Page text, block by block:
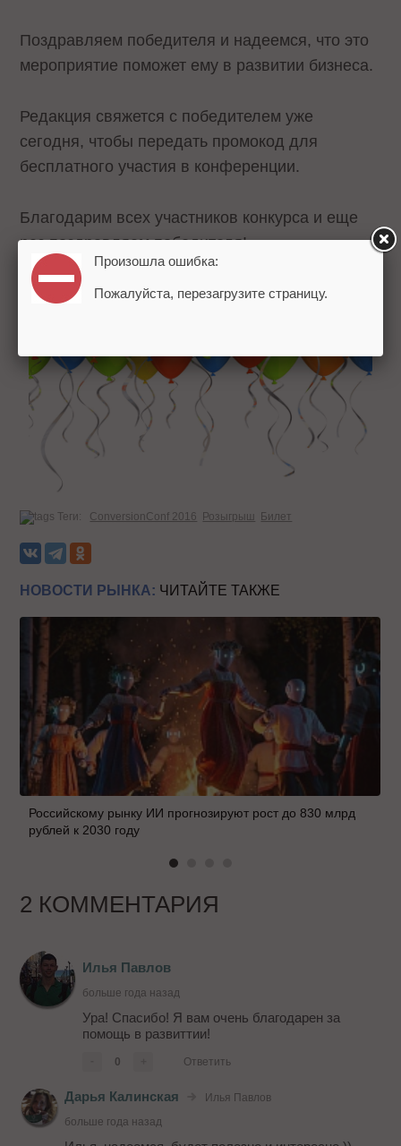
Поздравляем победителя и надеемся, что это
мероприятие поможет ему в развитии бизнеса.
Редакция свяжется с победителем уже
сегодня, чтобы передать промокод для
бесплатного участия в конференции.
Благодарим всех участников конкурса и еще
раз поздравляем победителя!
Теги: ConversionConf 2016 Розыгрыш Билет
НОВОСТИ РЫНКА: ЧИТАЙТЕ ТАКЖЕ
Российскому рынку ИИ прогнозируют рост до 830 млрд
рублей к 2030 году
2 КОММЕНТАРИЯ
Илья Павлов
больше года назад
Ура! Спасибо! Я вам очень благодарен за
помощь в развиттии!
0 Ответить
Дарья Калинская
Илья Павлов
больше года назад
Произошла ошибка:
Пожалуйста, перезагрузите страницу.